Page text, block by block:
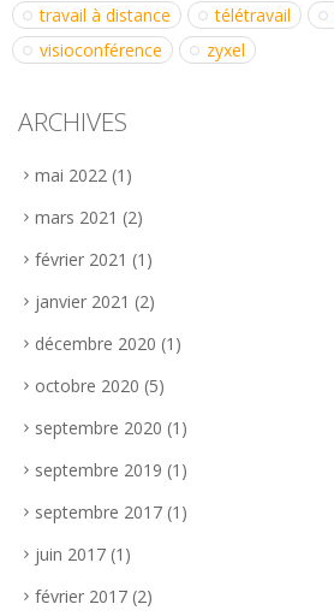
travail à distance
télétravail
visioconférence
zyxel
ARCHIVES
mai 2022 (1)
mars 2021 (2)
février 2021 (1)
janvier 2021 (2)
décembre 2020 (1)
octobre 2020 (5)
septembre 2020 (1)
septembre 2019 (1)
septembre 2017 (1)
juin 2017 (1)
février 2017 (2)